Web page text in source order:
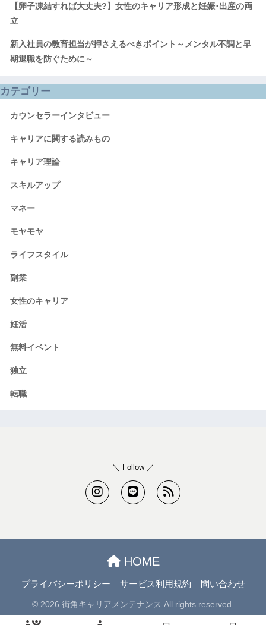
【卵子凍結すれば大丈夫?】女性のキャリア形成と妊娠･出産の両
立
新入社員の教育担当が押さえるべきポイント～メンタル不調と早
期退職を防ぐために～
カテゴリー
カウンセラーインタビュー
キャリアに関する読みもの
キャリア理論
スキルアップ
マネー
モヤモヤ
ライフスタイル
副業
女性のキャリア
妊活
無料イベント
独立
転職
＼ Follow ／
HOME
プライバシーポリシー サービス利用規約 問い合わせ
© 2026 街角キャリアメンテナンス All rights reserved.